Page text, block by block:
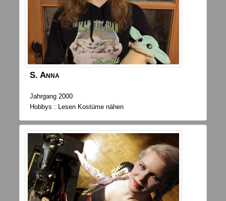
S. Anna
Jahrgang 2000
Hobbys : Lesen Kostüme nähen